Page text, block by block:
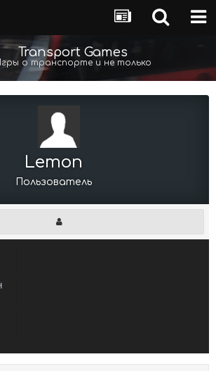
Transport Games
о транспорте и не только
Lemon
Пользователь